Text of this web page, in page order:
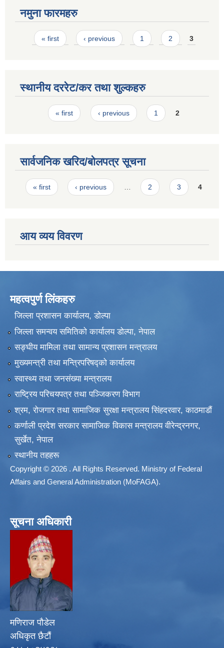
नमुना फारमहरु
Pages
« first ‹ previous 1 2 3
स्थानीय दररेट/कर तथा शुल्कहरु
Pages« first ‹ previous 1 2
सार्वजनिक खरिद/बोलपत्र सूचना
Pages
« first ‹ previous … 2 3 4
आय व्यय विवरण
महत्वपुर्ण लिंकहरु
जिल्ला प्रशासन कार्यालय, डोल्पा
जिल्ला समन्वय समितिको कार्यालय डोल्पा, नेपाल
सङ्‍घीय मामिला तथा सामान्य प्रशासन मन्त्रालय
मुख्यमन्त्री तथा मन्त्रिपरिषद्को कार्यालय
स्वास्थ्य तथा जनसंख्या मन्त्रालय
राष्ट्रिय परिचयपत्र तथा पञ्जिकरण विभाग
श्रम, रोजगार तथा सामाजिक सुरक्षा मन्त्रालय सिंहदरवार, काठमाडाैं
कर्णाली प्रदेश सरकार सामाजिक विकास मन्त्रालय वीरेन्द्रनगर,
सुर्खेत, नेपाल
स्थानीय तहहरू
Copyright © 2026 . All Rights Reserved. Ministry of Federal
Affairs and General Administration (MoFAGA).
सूचना अधिकारी
मणिराज पौडेल
अधिकृत छैटौं